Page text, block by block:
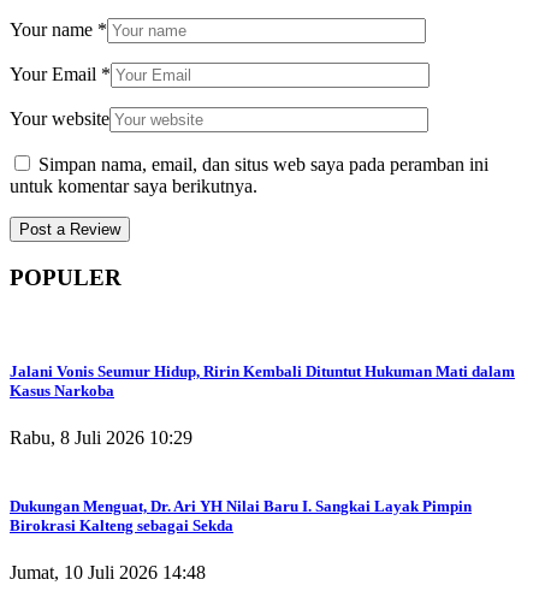
Your name *
Your Email *
Your website
Simpan nama, email, dan situs web saya pada peramban ini
untuk komentar saya berikutnya.
POPULER
Jalani Vonis Seumur Hidup, Ririn Kembali Dituntut Hukuman Mati dalam
Kasus Narkoba
Rabu, 8 Juli 2026 10:29
Dukungan Menguat, Dr. Ari YH Nilai Baru I. Sangkai Layak Pimpin
Birokrasi Kalteng sebagai Sekda
Jumat, 10 Juli 2026 14:48